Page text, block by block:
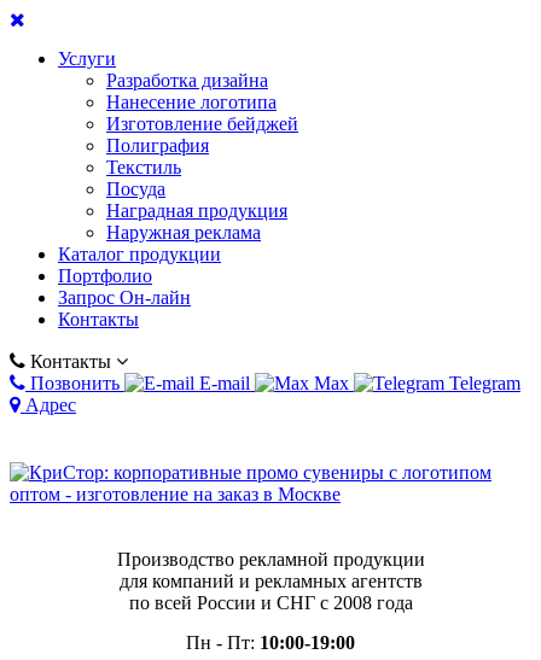
Услуги
Разработка дизайна
Нанесение логотипа
Изготовление бейджей
Полиграфия
Текстиль
Посуда
Наградная продукция
Наружная реклама
Каталог продукции
Портфолио
Запрос Он-лайн
Контакты
Контакты
Позвонить
E-mail Max
Telegram
Адрес
Производство рекламной продукции
для компаний и рекламных агентств
по всей России и СНГ с 2008 года
Пн - Пт: 10:00-19:00